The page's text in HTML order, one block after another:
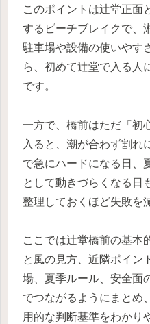
このポイントは辻堂正面
するビーチブレイクで、
駐車場や設備の使いやす
ら、初めて辻堂で入る人
です。
一方で、橋前はただ「初
入ると、潮が合わず割れ
で急にハードになる日、
として動きづらくなる日
整理しておくほど失敗を
ここでは辻堂橋前の基本
と風の見方、近隣ポイン
場、夏季ルール、安全面
でつながるようにまとめ
用的な判断基準をわかり